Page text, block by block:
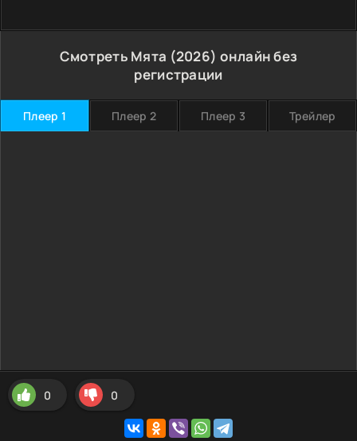
Смотреть Мята (2026) онлайн без
регистрации
Плеер 1 Плеер 2 Плеер 3 Трейлер
0 0